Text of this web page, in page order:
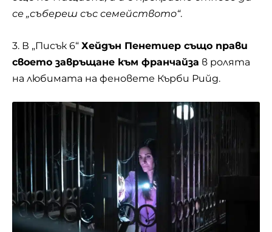
се „събереш със семейството“.
3. В „Писък 6“ Хейдън Пенетиер също прави
своето завръщане към франчайза в ролята
на любимата на феновете Кърби Рийд.